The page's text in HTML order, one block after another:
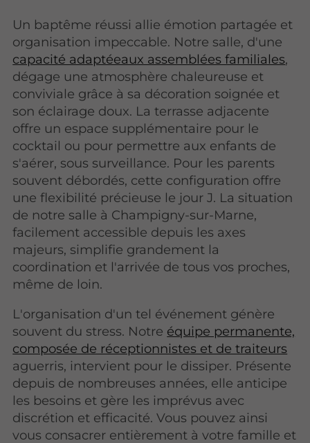
Un baptême réussi allie émotion partagée et
organisation impeccable. Notre salle, d'une
capacité adaptéeaux assemblées familiales,
dégage une atmosphère chaleureuse et
conviviale grâce à sa décoration soignée et
son éclairage doux. La terrasse adjacente
offre un espace supplémentaire pour le
cocktail ou pour permettre aux enfants de
s'aérer, sous surveillance. Pour les parents
souvent débordés, cette configuration offre
une flexibilité précieuse le jour J. La situation
de notre salle à Champigny-sur-Marne,
facilement accessible depuis les axes
majeurs, simplifie grandement la
coordination et l'arrivée de tous vos proches,
même de loin.
L'organisation d'un tel événement génère
souvent du stress. Notre équipe permanente,
composée de réceptionnistes et de traiteurs
aguerris, intervient pour le dissiper. Présente
depuis de nombreuses années, elle anticipe
les besoins et gère les imprévus avec
discrétion et efficacité. Vous pouvez ainsi
vous consacrer entièrement à votre famille et